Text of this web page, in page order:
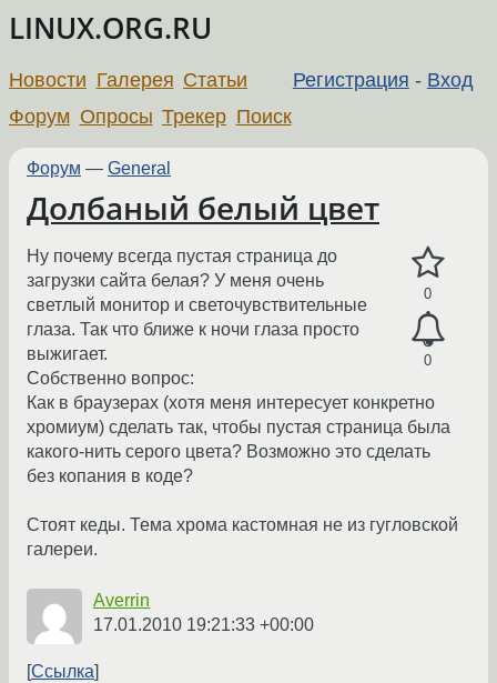
LINUX.ORG.RU
Регистрация - Вход
Новости Галерея Статьи
Форум Опросы Трекер Поиск
Форум — General
Долбаный белый цвет
0
0
Ну почему всегда пустая страница до
загрузки сайта белая? У меня очень
светлый монитор и светочувствительные
глаза. Так что ближе к ночи глаза просто
выжигает.
Собственно вопрос:
Как в браузерах (хотя меня интересует конкретно
хромиум) сделать так, чтобы пустая страница была
какого-нить серого цвета? Возможно это сделать
без копания в коде?
Стоят кеды. Тема хрома кастомная не из гугловской
галереи.
Averrin
17.01.2010 19:21:33 +00:00
Ссылка